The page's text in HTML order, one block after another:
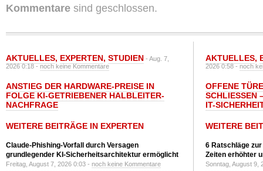
Kommentare sind geschlossen.
AKTUELLES, EXPERTEN, STUDIEN - Aug. 7,
2026 0:18 -noch keine Kommentare
ANSTIEG DER HARDWARE-PREISE IN
FOLGE KI-GETRIEBENER HALBLEITER-
NACHFRAGE
WEITERE BEITRÄGE IN EXPERTEN
Claude-Phishing-Vorfall durch Versagen
grundlegender KI-Sicherheitsarchitektur ermöglicht
Freitag, August 7, 2026 0:03 - noch keine Kommentare
AKTUELLES,
2026 0:58 -noch
OFFENE
SCHLIESSEN
T-
WEITERE
6 Ratschläge
Zeiten erhöhter
Sonntag, August 9,